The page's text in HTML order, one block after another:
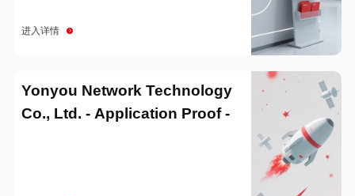
进入详情
Yonyou Network Technology
Co., Ltd. - Application Proof -